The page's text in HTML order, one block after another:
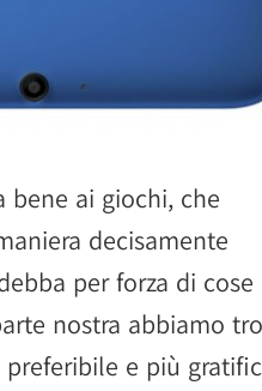
bene ai giochi, che
decisamente
per forza di cose
nostra abbiamo
e più